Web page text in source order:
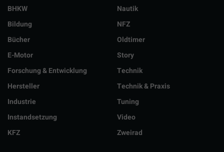
BHKW
Bildung
Bücher
E-Motor
Forschung & Entwicklung
Hersteller
Industrie
Instandsetzung
KFZ
Nautik
NFZ
Oldtimer
Story
Technik
Technik & Praxis
Tuning
Video
Zweirad